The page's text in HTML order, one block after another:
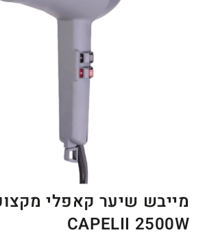
מייבש שיער קאפלי
CAPELII 2500W